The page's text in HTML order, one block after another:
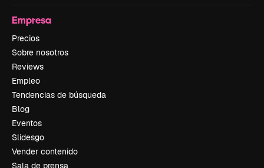
Empresa
Precios
Sobre nosotros
Reviews
Empleo
Tendencias de búsqueda
Blog
Eventos
Slidesgo
Vender contenido
Sala de prensa